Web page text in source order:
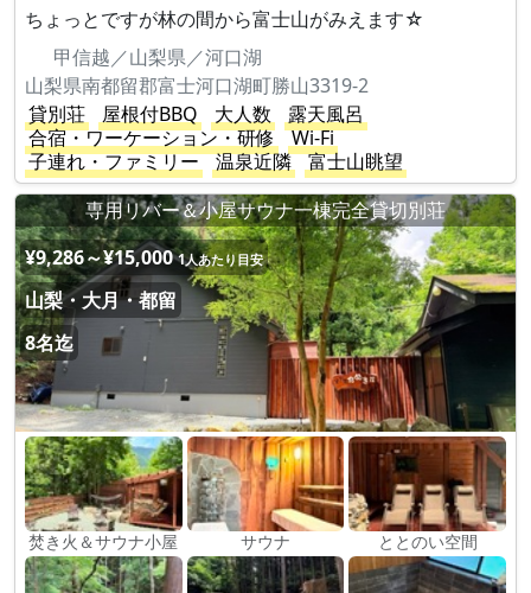
ちょっとですが林の間から富士山がみえます☆
甲信越／山梨県／河口湖
山梨県南都留郡富士河口湖町勝山3319-2
貸別荘
屋根付BBQ 大人数
露天風呂
合宿・ワーケーション・研修
Wi-Fi
子連れ・ファミリー
温泉近隣
富士山眺望
専用リバー＆小屋サウナ一棟完全貸切別荘
¥9,286～¥15,000 1人あたり目安
山梨・大月・都留
8名迄
焚き火＆サウナ小屋 サウナ ととのい空間